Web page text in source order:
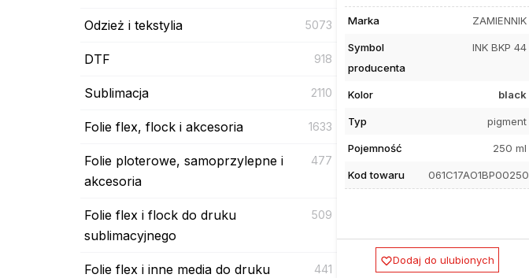
Odzież i tekstylia 5073
DTF 918
Sublimacja 2110
Folie flex, flock i akcesoria 1633
Folie ploterowe, samoprzylepne i
akcesoria
477
Folie flex i flock do druku
sublimacyjnego
509
Folie flex i inne media do druku
441
Marka ZAMIENNIK
Symbol
producenta
INK BKP 44
Kolor black
Typ pigment
Pojemność 250 ml
Kod towaru 061C17AO1BP00250
Dodaj do ulubionych